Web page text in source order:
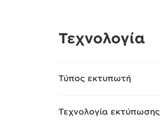
Τεχνολογία
Τύπος εκτυπωτή
Τεχνολογία εκτύπωσης